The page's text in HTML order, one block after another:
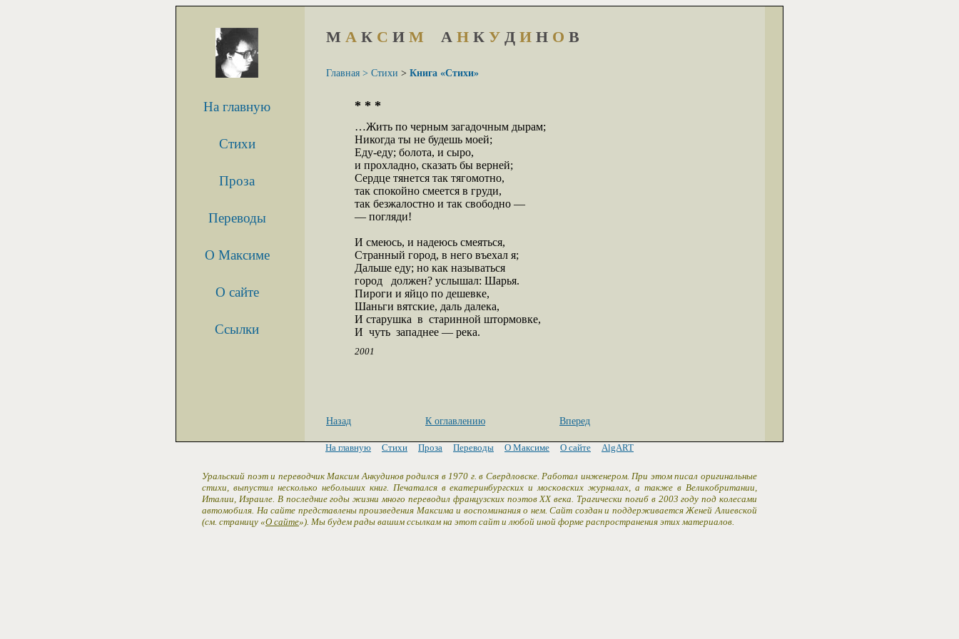
На главную
Стихи
Проза
Переводы
О Максиме
О сайте
Ссылки
М А К С И М А Н К У Д И Н О В
Главная > Стихи > Книга «Стихи»
* * *
…Жить по черным загадочным дырам;
Никогда ты не будешь моей;
Еду-еду; болота, и сыро,
и прохладно, сказать бы верней;
Сердце тянется так тягомотно,
так спокойно смеется в груди,
так безжалостно и так свободно —
— погляди!
И смеюсь, и надеюсь смеяться,
Странный город, в него въехал я;
Дальше еду; но как называться
город   должен? услышал: Шарья.
Пироги и яйцо по дешевке,
Шаньги вятские, даль далека,
И старушка  в  старинной штормовке,
И  чуть  западнее — река.
2001
Назад К оглавлению Вперед
На главную Стихи Проза Переводы О Максиме О сайте AlgART
Уральский поэт и переводчик Максим Анкудинов родился в 1970 г. в Свердловске. Работал инженером. При этом писал оригинальные
стихи, выпустил несколько небольших книг. Печатался в екатеринбургских и московских журналах, а также в Великобритании,
Италии, Израиле. В последние годы жизни много переводил французских поэтов XX века. Трагически погиб в 2003 году под колесами
автомобиля. На сайте представлены произведения Максима и воспоминания о нем. Сайт создан и поддерживается Женей Алиевской
(см. страницу «О сайте»). Мы будем рады вашим ссылкам на этот сайт и любой иной форме распространения этих материалов.